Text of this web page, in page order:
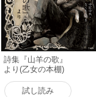
詩集『山羊の歌』
より(乙女の本棚)
電子書籍版
試し読み